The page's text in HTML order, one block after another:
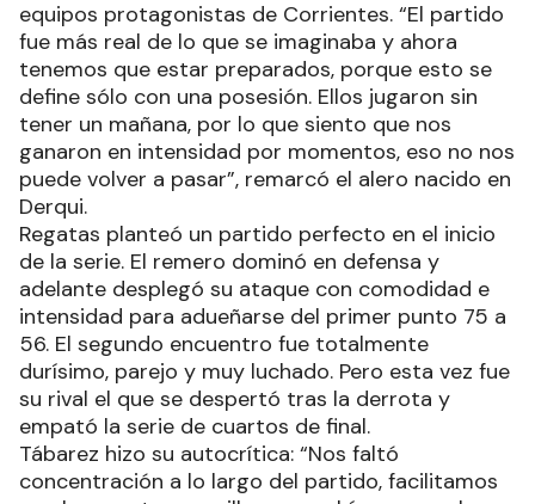
equipos protagonistas de Corrientes. “El partido
fue más real de lo que se imaginaba y ahora
tenemos que estar preparados, porque esto se
define sólo con una posesión. Ellos jugaron sin
tener un mañana, por lo que siento que nos
ganaron en intensidad por momentos, eso no nos
puede volver a pasar”, remarcó el alero nacido en
Derqui.
Regatas planteó un partido perfecto en el inicio
de la serie. El remero dominó en defensa y
adelante desplegó su ataque con comodidad e
intensidad para adueñarse del primer punto 75 a
56. El segundo encuentro fue totalmente
durísimo, parejo y muy luchado. Pero esta vez fue
su rival el que se despertó tras la derrota y
empató la serie de cuartos de final.
Tábarez hizo su autocrítica: “Nos faltó
concentración a lo largo del partido, facilitamos